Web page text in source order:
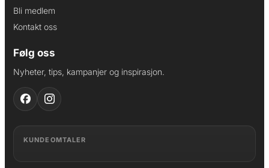
Bli medlem
Kontakt oss
Følg oss
Nyheter, tips, kampanjer og inspirasjon.
KUNDEOMTALER